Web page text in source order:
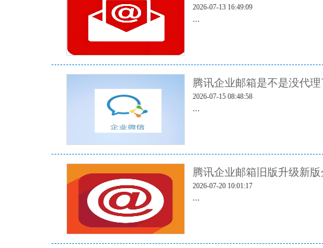
2026-07-13 16:49:09
...
腾讯企业邮箱是不是没代
2026-07-15 08:48:58
...
腾讯企业邮箱旧版升级新
2026-07-20 10:01:17
...